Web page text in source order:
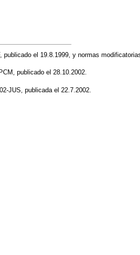
publicado el 19.8.1999, y normas
publicado el 28.10.2002.
JUS, publicada el 22.7.2002.